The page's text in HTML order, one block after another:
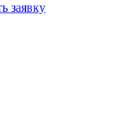
заявку